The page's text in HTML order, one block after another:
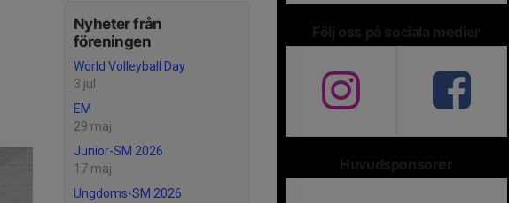
Nyheter från
föreningen
World Volleyball Day
3 jul
EM
29 maj
Junior-SM 2026
17 maj
Ungdoms-SM 2026
Följ oss på sociala medier
Huvudsponsorer